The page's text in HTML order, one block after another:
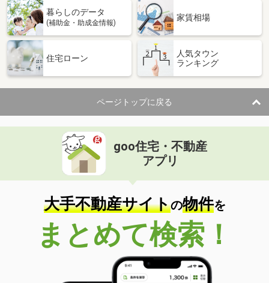
暮らしのデータ
(補助金・助成金情報)
家賃相場
住宅ローン
人気タウン
ランキング
ページトップに戻る
goo住宅・不動産
アプリ
大手不動産サイトの物件を
まとめて検索！